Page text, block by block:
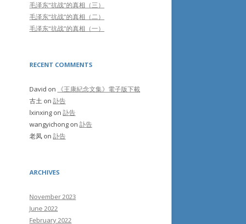
毛泽东“抗战”的真相（三）
毛泽东“抗战”的真相（二）
毛泽东“抗战”的真相（一）
RECENT COMMENTS
David on
《王康紀念文集》電子版下載
古土 on 訃告
lxinxing on 訃告
wangyichong on 訃告
老凤 on 訃告
ARCHIVES
November 2023
June 2022
February 2022